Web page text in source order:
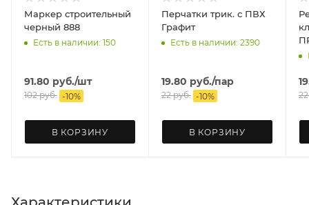
Маркер строительный
черный 888
Есть в наличии: 150
91.80 руб./шт
102руб. -10%
В КОРЗИНУ
Перчатки трик. с ПВХ
Графит
Есть в наличии: 2390
19.80 руб./пар
22руб. -10%
В КОРЗИНУ
22